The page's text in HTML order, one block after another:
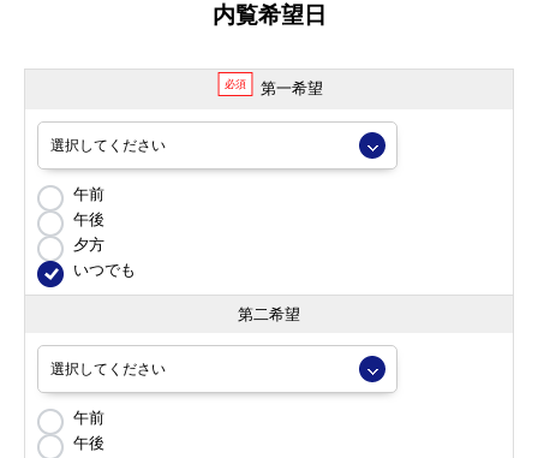
内覧希望日
必須 第一希望
午前
午後
夕方
いつでも
第二希望
午前
午後